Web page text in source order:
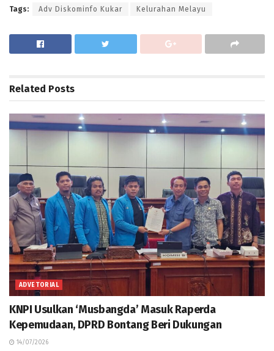
Tags: Adv Diskominfo Kukar Kelurahan Melayu
Related Posts
ADVETORIAL
KNPI Usulkan ‘Musbangda’ Masuk Raperda
Kepemudaan, DPRD Bontang Beri Dukungan
14/07/2026